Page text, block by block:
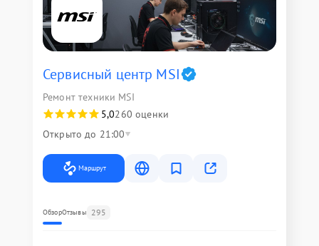
Сервисный центр MSI
Ремонт техники MSI
5,0260 оценки
Открыто до 21:00
Маршрут
ОбзорОтзывы 295